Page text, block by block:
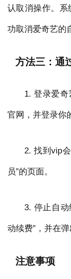
认取消操作。系
功取消爱奇艺的
方法三：通
1. 登录爱
官网，并登录你
2. 找到vip
员”的页面。
3. 停止自
动续费”，并在
注意事项